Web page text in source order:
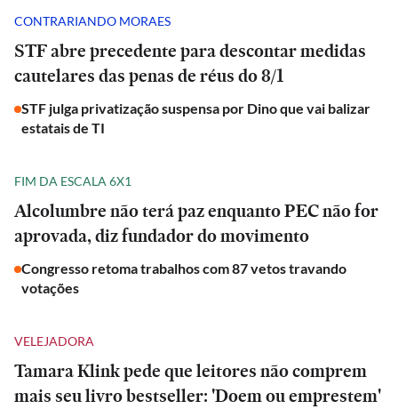
CONTRARIANDO MORAES
STF abre precedente para descontar medidas
cautelares das penas de réus do 8/1
STF julga privatização suspensa por Dino que vai balizar
estatais de TI
FIM DA ESCALA 6X1
Alcolumbre não terá paz enquanto PEC não for
aprovada, diz fundador do movimento
Congresso retoma trabalhos com 87 vetos travando
votações
VELEJADORA
Tamara Klink pede que leitores não comprem
mais seu livro bestseller: 'Doem ou emprestem'